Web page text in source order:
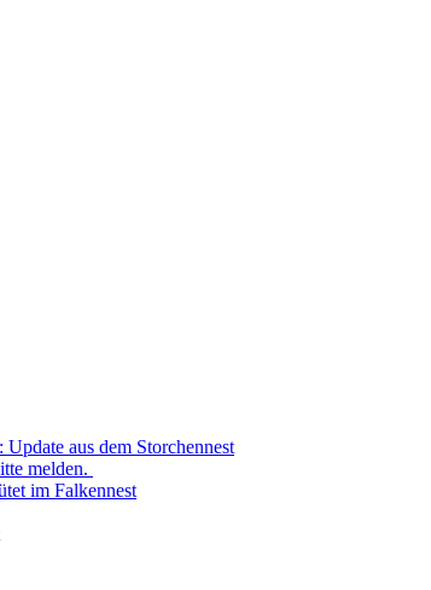
aus dem Storchennest
melden.
im Falkennest